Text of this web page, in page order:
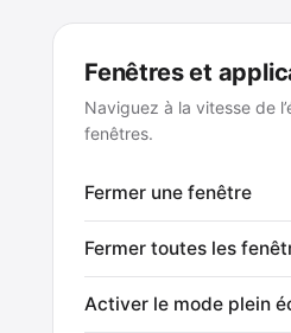
Fenêtres et
Naviguez à la vitesse de
fenêtres.
Fermer une fenêtre
Fermer toutes les
Activer le mode plein